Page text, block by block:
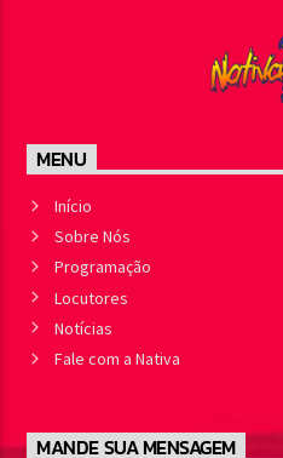
MENU
Início
Sobre Nós
Programação
Locutores
Notícias
Fale com a Nativa
MANDE SUA MENSAGEM